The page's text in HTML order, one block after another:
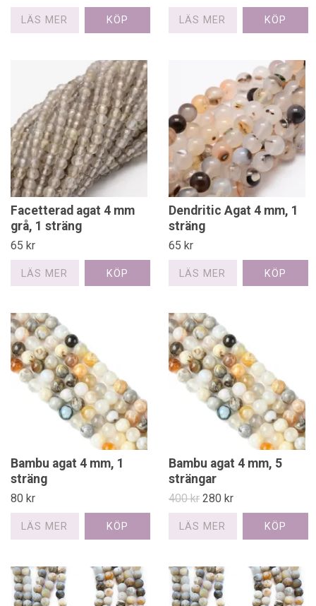
LÄS MER LÄS MER
Facetterad agat 4 mm
grå, 1 sträng
65 kr
LÄS MER
Dendritic Agat 4 mm, 1
sträng
65 kr
LÄS MER
Bambu agat 4 mm, 1
sträng
80 kr
LÄS MER
Bambu agat 4 mm, 5
strängar
400 kr 280 kr
LÄS MER